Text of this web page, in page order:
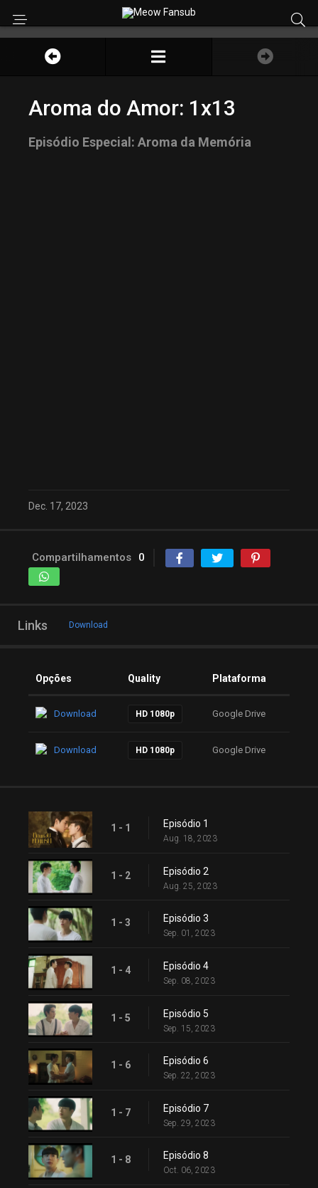
Aroma do Amor: 1x13
Episódio Especial: Aroma da Memória
Dec. 17, 2023
Compartilhamentos 0
Links Download
Opções Quality Plataforma
Download HD 1080p Google Drive
Download HD 1080p Google Drive
1 - 1 Episódio 1
Aug. 18, 2023
1 - 2 Episódio 2
Aug. 25, 2023
1 - 3 Episódio 3
Sep. 01, 2023
1 - 4 Episódio 4
Sep. 08, 2023
1 - 5 Episódio 5
Sep. 15, 2023
1 - 6 Episódio 6
Sep. 22, 2023
1 - 7 Episódio 7
Sep. 29, 2023
1 - 8 Episódio 8
Oct. 06, 2023